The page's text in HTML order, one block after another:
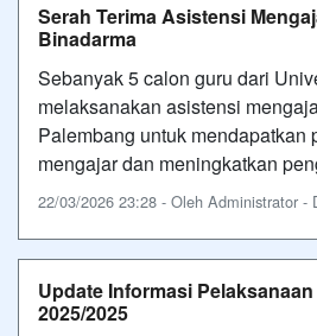
Serah Terima Asistensi
Binadarma
Sebanyak 5 calon guru dari
melaksanakan asistensi
Palembang untuk mendapatkan
mengajar dan meningkatkan
22/03/2026 23:28 - Oleh Administrator -
Update Informasi Pelaksanaan
2025/2025